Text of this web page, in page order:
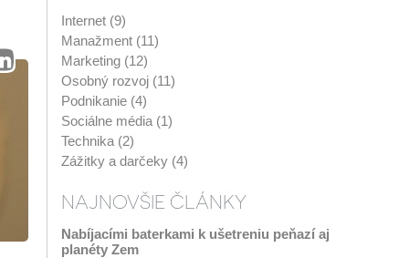
Internet (9)
Manažment (11)
Marketing (12)
Osobný rozvoj (11)
Podnikanie (4)
Sociálne média (1)
Technika (2)
Zážitky a darčeky (4)
NAJNOVŠIE ČLÁNKY
Nabíjacími baterkami k ušetreniu peňazí aj
planéty Zem